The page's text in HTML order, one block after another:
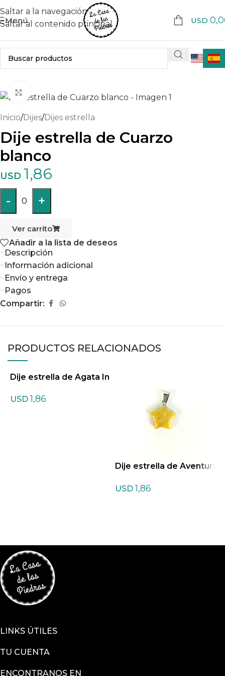
Saltar a la navegación
Saltar al contenido principal
Menú USD
Haga clic para ampliar
Inicio/Dijes/Dijes estrella
Dije estrella de Cuarzo
blanco
USD 1,86
- 0 +
Ver carrito
Añadir a la lista de deseos
Descripción
Información adicional
Envío y entrega
Pagos
Compartir:
PRODUCTOS RELACIONADOS
Dije estrella de Agata In
USD 1,86
Dije estrella de Aventuri
USD 1,86
LINKS ÚTILES
TU CUENTA
ENCONTRANOS EN